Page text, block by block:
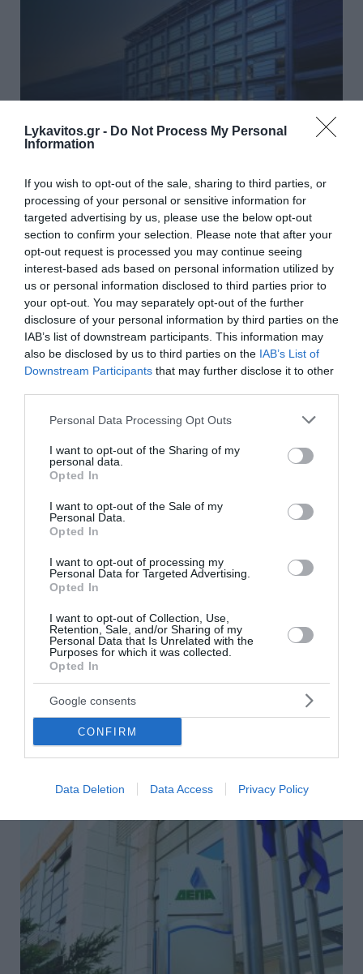
Lykavitos.gr - Do Not Process My Personal
Information
If you wish to opt-out of the sale, sharing to third parties, or
processing of your personal or sensitive information for
targeted advertising by us, please use the below opt-out
section to confirm your selection. Please note that after your
opt-out request is processed you may continue seeing
interest-based ads based on personal information utilized by
us or personal information disclosed to third parties prior to
your opt-out. You may separately opt-out of the further
disclosure of your personal information by third parties on the
IAB’s list of downstream participants. This information may
also be disclosed by us to third parties on the IAB’s List of
Downstream Participants that may further disclose it to other
Please note that this website/app uses one or more Google
not limited to your visit or usage behaviour. You may click to
grant or deny consent to Google and its third-party tags to
use your data for below specified purposes in below Google
consent section.
Personal Data Processing Opt Outs
I want to opt-out of the Sharing of my
personal data.
Opted In
I want to opt-out of the Sale of my
Personal Data.
Opted In
I want to opt-out of processing my
Personal Data for Targeted Advertising.
Opted In
I want to opt-out of Collection, Use,
Retention, Sale, and/or Sharing of my
Personal Data that Is Unrelated with the
Purposes for which it was collected.
Opted In
Google consents
CONFIRM
Data Deletion Data Access Privacy Policy
UBS: Ξεκινά την κάλυψη της ΓΕΚ ΤΕΡΝΑ –
τιμή-στόχος €55 Ο οίκος «βλέπει» τιμή-στόχο
έως και €70
Η UBS ξεκινά την κάλυψη της ΓΕΚ ΤΕΡΝΑ με σύσταση
"Buy" (Αγορά) και τιμή-στόχο τα 55 ευρώ ανά μετοχή, η
οποία συνεπάγεται περιθώριο ανόδου περίπου 22% από
τα σημερινά επίπεδα, χαρακ...
04 Αυγούστου 2026
Όμιλος ΔΕΗ: Επεκτείνεται δυναμικά στην
αγορά της Πολωνίας με χαρτοφυλάκιο ΑΠΕ
277,3 MW
Την είσοδο του Ομίλου ΔΕΗ στην αγορά ενέργειας της
Πολωνίας, μία από τις πιο υποσχόμενες και ταχύτερα
αναπτυσσόμενες αγορές καθαρής ενέργειας στην
Ευρώπη, σηματοδοτεί η συμφωνία το...